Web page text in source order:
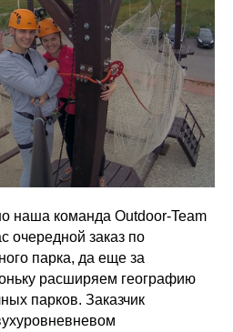
наша команда Outdoor-Team
очередной заказ по
парка, да еще за
расширяем географию
парков. Заказчик